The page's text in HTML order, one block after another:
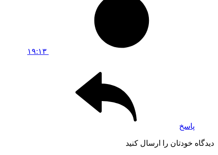
۱۹:۱۳
پاسخ
دیدگاه خودتان را ارسال کنید